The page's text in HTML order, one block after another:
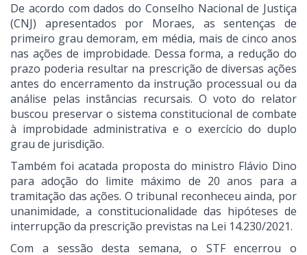
De acordo com dados do Conselho Nacional de Justiça
(CNJ) apresentados por Moraes, as sentenças de
primeiro grau demoram, em média, mais de cinco anos
nas ações de improbidade. Dessa forma, a redução do
prazo poderia resultar na prescrição de diversas ações
antes do encerramento da instrução processual ou da
análise pelas instâncias recursais. O voto do relator
buscou preservar o sistema constitucional de combate
à improbidade administrativa e o exercício do duplo
grau de jurisdição.
Também foi acatada proposta do ministro Flávio Dino
para adoção do limite máximo de 20 anos para a
tramitação das ações. O tribunal reconheceu ainda, por
unanimidade, a constitucionalidade das hipóteses de
interrupção da prescrição previstas na Lei 14.230/2021.
Com a sessão desta semana, o STF encerrou o